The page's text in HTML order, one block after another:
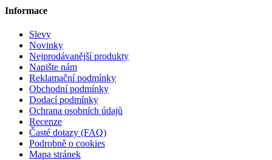
Informace
Slevy
Novinky
Nejprodávanější produkty
Napište nám
Reklamační podmínky
Obchodní podmínky
Dodací podmínky
Ochrana osobních údajů
Recenze
Časté dotazy (FAQ)
Podrobně o cookies
Mapa stránek